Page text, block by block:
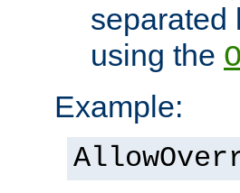
separated
using the
Example: